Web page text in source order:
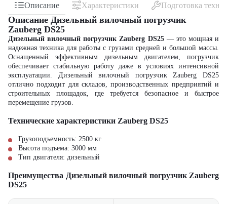
Описание Характеристики Подготовка
Описание Дизельный вилочный погрузчик
Zauberg DS25
Дизельный вилочный погрузчик Zauberg DS25— это мощная и
надежная техника для работы с грузами средней и большой массы.
Оснащенный эффективным дизельным двигателем, погрузчик
обеспечивает стабильную работу даже в условиях интенсивной
эксплуатации. Дизельный вилочный погрузчик Zauberg DS25
отлично подходит для складов, производственных предприятий и
строительных площадок, где требуется безопасное и быстрое
перемещение грузов.
Технические характеристики Zauberg DS25
Грузоподъемность: 2500 кг
Высота подъема: 3000 мм
Тип двигателя: дизельный
Преимущества Дизельный вилочный погрузчик Zauberg
DS25